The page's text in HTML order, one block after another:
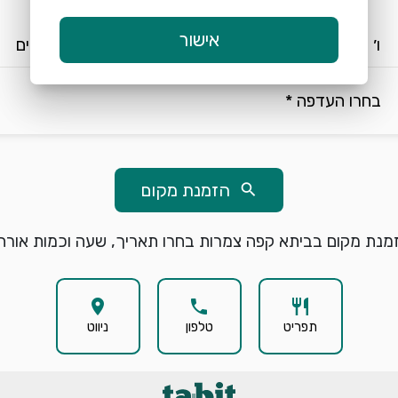
keyboard_arrow_down
ו׳ 7/8
keyboard_arrow_down
16:00
בחרו העדפה *
search הזמנת מקום
מקום בביתא קפה צמרות בחרו תאריך, שעה וכמות
restaurant
תפריט
phone
טלפון
location_on
ניווט
אישור